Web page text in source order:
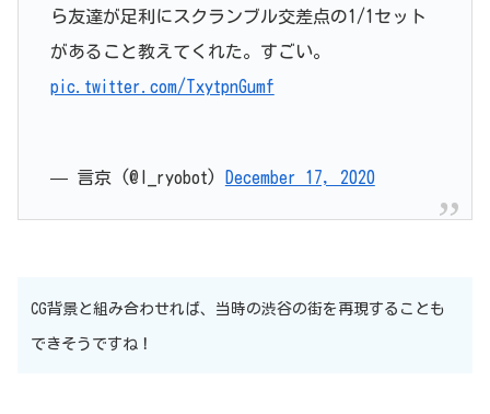
ら友達が足利にスクランブル交差点の1/1セット
があること教えてくれた。すごい。
pic.twitter.com/TxytpnGumf
— 言京 (@I_ryobot) December 17, 2020
CG背景と組み合わせれば、当時の渋谷の街を再現することも
できそうですね！